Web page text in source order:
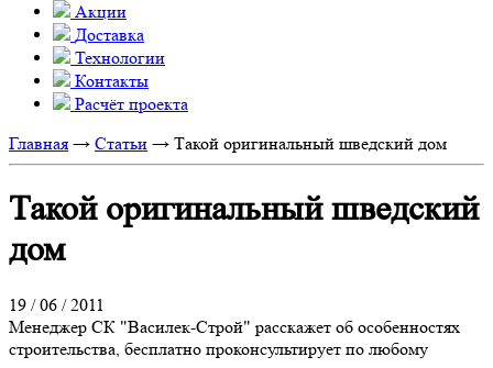
Акции
Доставка
Технологии
Контакты
Расчёт проекта
Главная → Статьи → Такой оригинальный шведский дом
Такой оригинальный шведский
дом
19 / 06 / 2011
Менеджер СК "Василек-Строй" расскажет об особенностях
строительства, бесплатно проконсультирует по любому